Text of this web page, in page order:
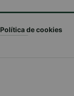
Política de cookies